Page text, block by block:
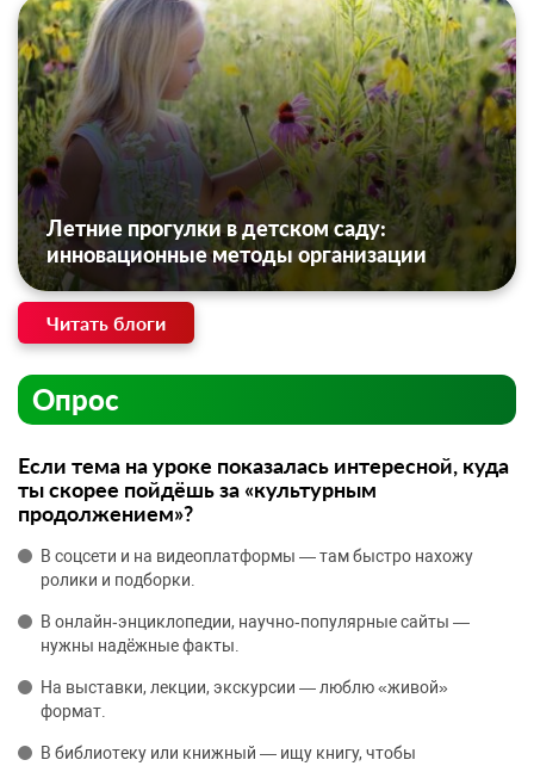
Летние прогулки в детском саду:
инновационные методы организации
Читать блоги
Опрос
Если тема на уроке показалась интересной, куда
ты скорее пойдёшь за «культурным
продолжением»?
В соцсети и на видеоплатформы — там быстро нахожу
ролики и подборки.
В онлайн‑энциклопедии, научно‑популярные сайты —
нужны надёжные факты.
На выставки, лекции, экскурсии — люблю «живой»
формат.
В библиотеку или книжный — ищу книгу, чтобы